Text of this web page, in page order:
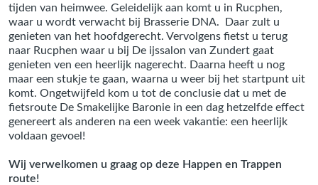
tijden van heimwee. Geleidelijk aan komt u in Rucphen,
waar u wordt verwacht bij Brasserie DNA. Daar zult u
genieten van het hoofdgerecht. Vervolgens fietst u terug
naar Rucphen waar u bij De ijssalon van Zundert gaat
genieten ven een heerlijk nagerecht. Daarna heeft u nog
maar een stukje te gaan, waarna u weer bij het startpunt uit
komt. Ongetwijfeld kom u tot de conclusie dat u met de
fietsroute De Smakelijke Baronie in een dag hetzelfde effect
genereert als anderen na een week vakantie: een heerlijk
voldaan gevoel!
Wij verwelkomen u graag op deze Happen en Trappen
route!